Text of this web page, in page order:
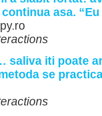
asa.
saliva iti poate
se